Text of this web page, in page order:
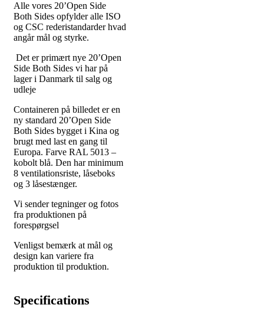
Alle vores 20’Open Side
Both Sides opfylder alle ISO
og CSC rederistandarder hvad
angår mål og styrke.
Det er primært nye 20’Open
Side Both Sides vi har på
lager i Danmark til salg og
udleje
Containeren på billedet er en
ny standard 20’Open Side
Both Sides bygget i Kina og
brugt med last en gang til
Europa. Farve RAL 5013 –
kobolt blå. Den har minimum
8 ventilationsriste, låseboks
og 3 låsestænger.
Vi sender tegninger og fotos
fra produktionen på
forespørgsel
Venligst bemærk at mål og
design kan variere fra
produktion til produktion.
Specifications